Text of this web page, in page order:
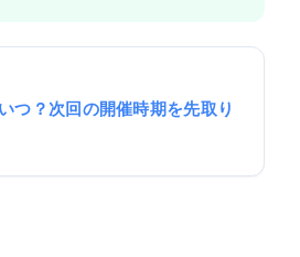
つ？次回の開催時期を先取り